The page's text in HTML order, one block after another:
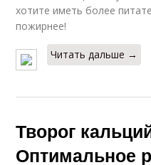
хотите иметь более
пожирнее!
Читать дальше →
Творог
Оптимальное